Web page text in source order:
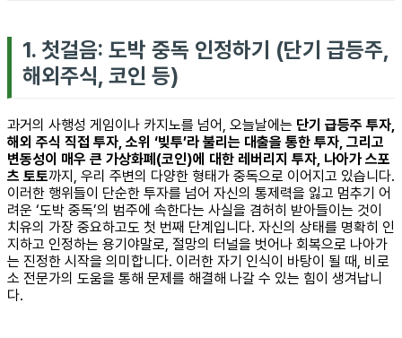
1. 첫걸음: 도박 중독 인정하기 (단기 급등주,
해외주식, 코인 등)
과거의 사행성 게임이나 카지노를 넘어, 오늘날에는 단기 급등주 투자,
해외 주식 직접 투자, 소위 ‘빚투’라 불리는 대출을 통한 투자, 그리고
변동성이 매우 큰 가상화폐(코인)에 대한 레버리지 투자, 나아가 스포
츠 토토까지, 우리 주변의 다양한 형태가 중독으로 이어지고 있습니다.
이러한 행위들이 단순한 투자를 넘어 자신의 통제력을 잃고 멈추기 어
려운 ‘도박 중독’의 범주에 속한다는 사실을 겸허히 받아들이는 것이
치유의 가장 중요하고도 첫 번째 단계입니다. 자신의 상태를 명확히 인
지하고 인정하는 용기야말로, 절망의 터널을 벗어나 회복으로 나아가
는 진정한 시작을 의미합니다. 이러한 자기 인식이 바탕이 될 때, 비로
소 전문가의 도움을 통해 문제를 해결해 나갈 수 있는 힘이 생겨납니
다.